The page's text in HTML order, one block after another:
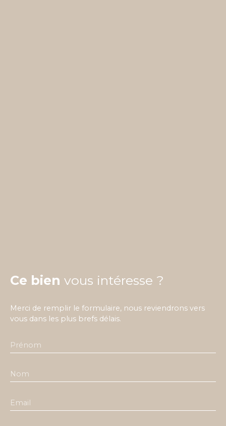
Ce bien vous intéresse ?
Merci de remplir le formulaire, nous reviendrons vers
vous dans les plus brefs délais.
Prénom
Nom
Email